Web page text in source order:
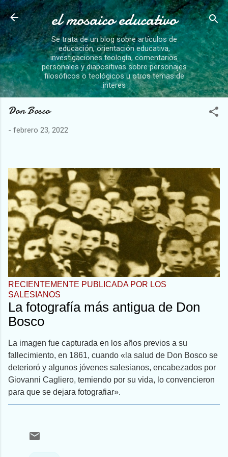
Ir al contenido principal
el mosaico educativo
Se trata de un blog sobre artículos de
educación, orientación educativa,
investigaciones teología, comentarios
personales y diapositivas sobre personajes
filosóficos o teológicos u otros temas de
interes
Don Bosco
- febrero 23, 2022
RECIENTEMENTE PUBLICADA POR LOS
SALESIANOS
La fotografía más antigua de Don
Bosco
La imagen fue capturada en los años previos a su
fallecimiento, en 1861, cuando «la salud de Don Bosco se
deterioró y algunos jóvenes salesianos, encabezados por
Giovanni Cagliero, temiendo por su vida, lo convencieron
para que se dejara fotografiar».